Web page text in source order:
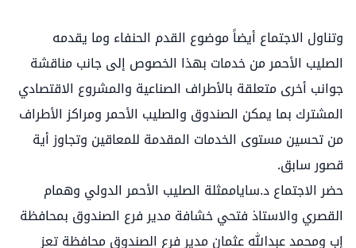
وتناول الاجتماع أيضاً موضوع القدم الحنفاء وما يقدمه
الصليب الأحمر من خدمات بهذا الخصوص إلى جانب مناقشة
جوانب أخرى متعلقة بالأطراف الصناعية والمشروع الاقتصادي
المشترك بما يمكن الصندوق والصليب الأحمر ومراكز الأطراف
من تحسين مستوى الخدمات المقدمة للمعاقين وتجاوز أية
قصور سابق.
حضر الاجتماع د.ساياممثلة الصليب الأحمر الدولي وهمام
القصري والاستاذ فتحي خشافة مدير فرع الصندوق بمحافظة
إب ومحمد عبدالله عثمان مدير فرع الصندوق محافظة تعز